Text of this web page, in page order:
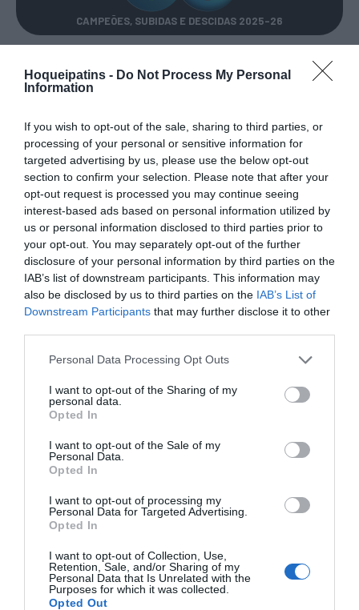
Hoqueipatins - Do Not Process My Personal
Information
If you wish to opt-out of the sale, sharing to third parties, or
processing of your personal or sensitive information for
targeted advertising by us, please use the below opt-out
section to confirm your selection. Please note that after your
opt-out request is processed you may continue seeing
interest-based ads based on personal information utilized by
us or personal information disclosed to third parties prior to
your opt-out. You may separately opt-out of the further
disclosure of your personal information by third parties on the
IAB’s list of downstream participants. This information may
also be disclosed by us to third parties on the IAB’s List of
Downstream Participants that may further disclose it to other
Personal Data Processing Opt Outs
I want to opt-out of the Sharing of my
personal data.
Opted In
I want to opt-out of the Sale of my
Personal Data.
Opted In
I want to opt-out of processing my
Personal Data for Targeted Advertising.
Opted In
I want to opt-out of Collection, Use,
Retention, Sale, and/or Sharing of my
Personal Data that Is Unrelated with the
Purposes for which it was collected.
Opted Out
CAMPEÕES, SUBIDAS E DESCIDAS 2025-26
JOGOS EM DIRETO
RESULTADOS
PRÓXIMOS
JOGOS
RESULTADOS
DO DIA
NOMEAÇÕES
DE ÁRBITROS
COMPETIÇÕESNACIONAIS
PLACARD
DIVISÃO
DIVISÃO
DIVERSAS
SUB-23 SUB-19 SUB-17 SUB-13
TORNEIOS 3x3 MASCULINO MASTERS
NACIONAIS
COMPETIÇÕES INTERNACIONAIS